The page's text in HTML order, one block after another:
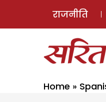
राजनीति
Home »